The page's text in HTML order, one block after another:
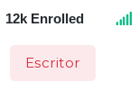
12k Enrolled
Escritor